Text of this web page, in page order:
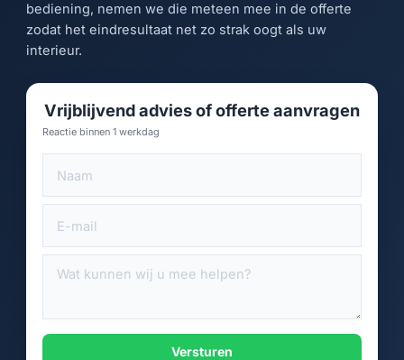
bediening, nemen we die meteen mee in de offerte
zodat het eindresultaat net zo strak oogt als uw
interieur.
Vrijblijvend advies of offerte aanvragen
Reactie binnen 1 werkdag
Versturen